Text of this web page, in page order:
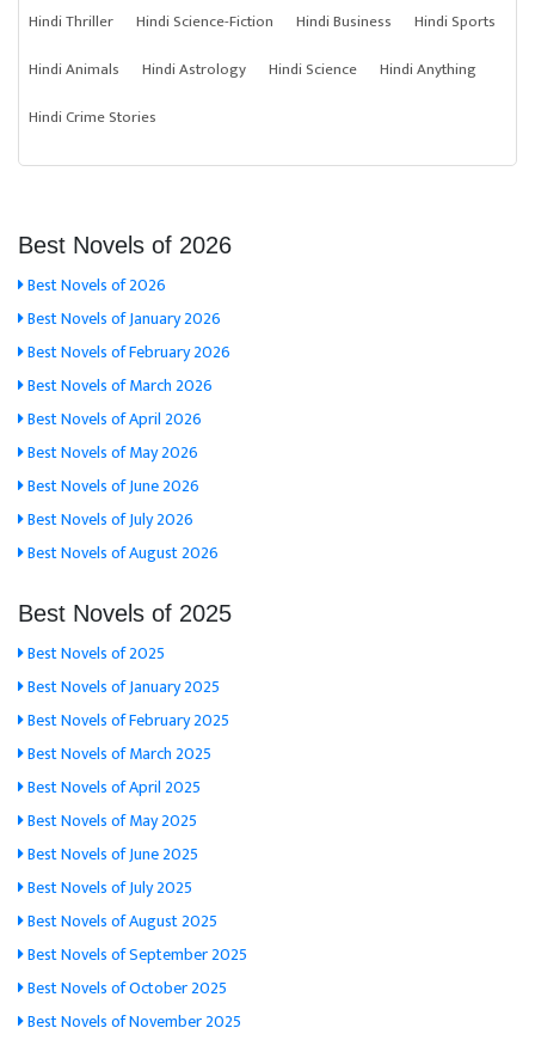
Hindi Thriller
Hindi Science-Fiction Hindi Business
Hindi Sports
Hindi Animals
Hindi Astrology Hindi Science
Hindi Anything
Hindi Crime Stories
Best Novels of 2026
Best Novels of 2026
Best Novels of January 2026
Best Novels of February 2026
Best Novels of March 2026
Best Novels of April 2026
Best Novels of May 2026
Best Novels of June 2026
Best Novels of July 2026
Best Novels of August 2026
Best Novels of 2025
Best Novels of 2025
Best Novels of January 2025
Best Novels of February 2025
Best Novels of March 2025
Best Novels of April 2025
Best Novels of May 2025
Best Novels of June 2025
Best Novels of July 2025
Best Novels of August 2025
Best Novels of September 2025
Best Novels of October 2025
Best Novels of November 2025